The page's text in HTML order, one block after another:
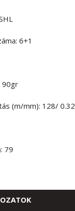
6+1
90gr
(m/mm): 128/ 0.32
79